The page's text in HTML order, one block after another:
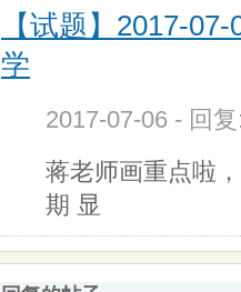
【试题】2017-
学
2017-07-06 - 回
蒋老师画重点啦
期 显